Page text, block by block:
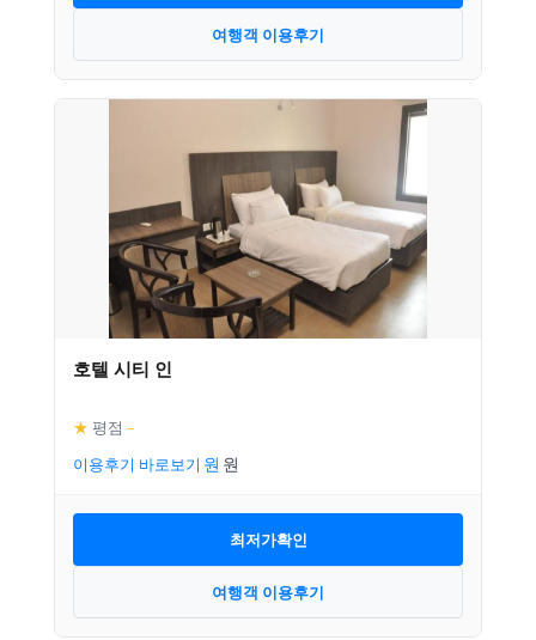
여행객 이용후기
호텔 시티 인
★ 평점 –
이용후기 바로보기
최저가확인
여행객 이용후기